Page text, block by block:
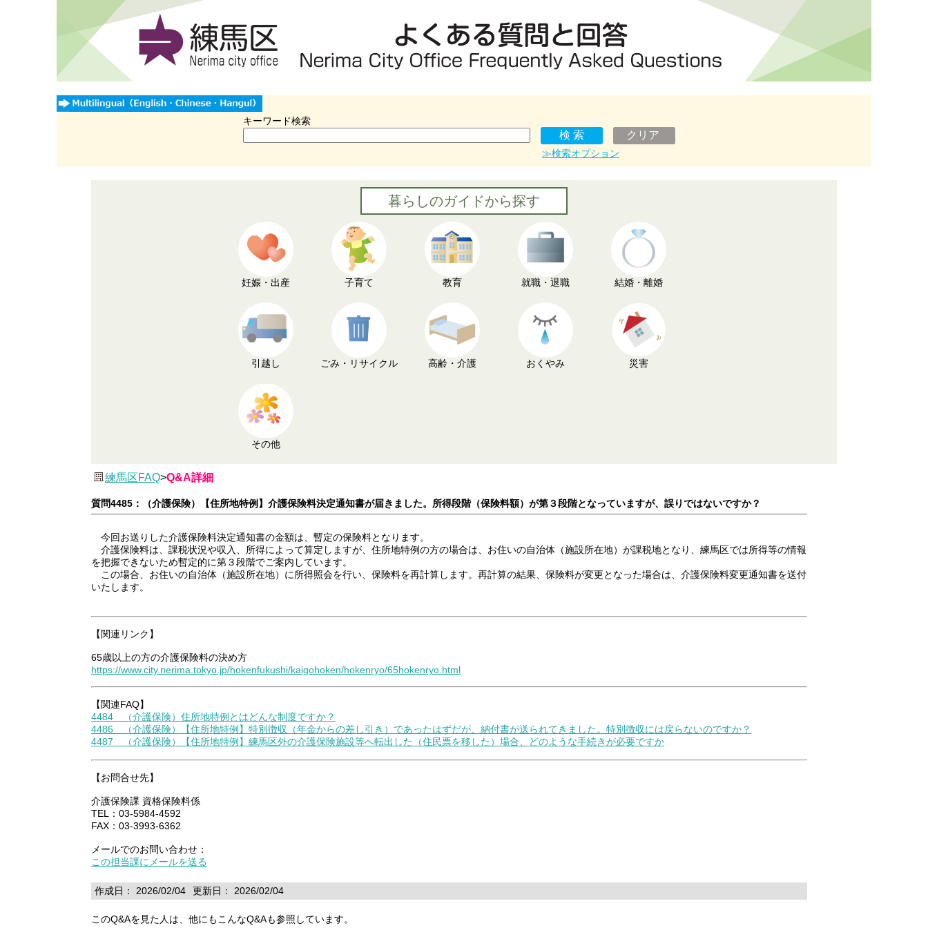
キーワード検索
≫検索オプション
暮らしのガイドから探す
妊娠・出産 子育て 教育 就職・退職 結婚・離婚
引越し ごみ・リサイクル 高齢・介護 おくやみ 災害
その他
練馬区FAQ>Q&A詳細
質問4485：（介護保険）【住所地特例】介護保険料決定通知書が届きました。所得段階（保険料額）が第３段階となっていますが、誤りではないですか？
今回お送りした介護保険料決定通知書の金額は、暫定の保険料となります。
介護保険料は、課税状況や収入、所得によって算定しますが、住所地特例の方の場合は、お住いの自治体（施設所在地）が課税地となり、練馬区では所得等の情報
を把握できないため暫定的に第３段階でご案内しています。
この場合、お住いの自治体（施設所在地）に所得照会を行い、保険料を再計算します。再計算の結果、保険料が変更となった場合は、介護保険料変更通知書を送付
いたします。
【関連リンク】
65歳以上の方の介護保険料の決め方
https://www.city.nerima.tokyo.jp/hokenfukushi/kaigohoken/hokenryo/65hokenryo.html
【関連FAQ】
4484 （介護保険）住所地特例とはどんな制度ですか？
4486 （介護保険）【住所地特例】特別徴収（年金からの差し引き）であったはずだが、納付書が送られてきました。特別徴収には戻らないのですか？
4487 （介護保険）【住所地特例】練馬区外の介護保険施設等へ転出した（住民票を移した）場合、どのような手続きが必要ですか
【お問合せ先】
介護保険課 資格保険料係
TEL：03-5984-4592
FAX：03-3993-6362
メールでのお問い合わせ：
この担当課にメールを送る
作成日： 2026/02/04 更新日： 2026/02/04
このQ&Aを見た人は、他にもこんなQ&Aも参照しています。